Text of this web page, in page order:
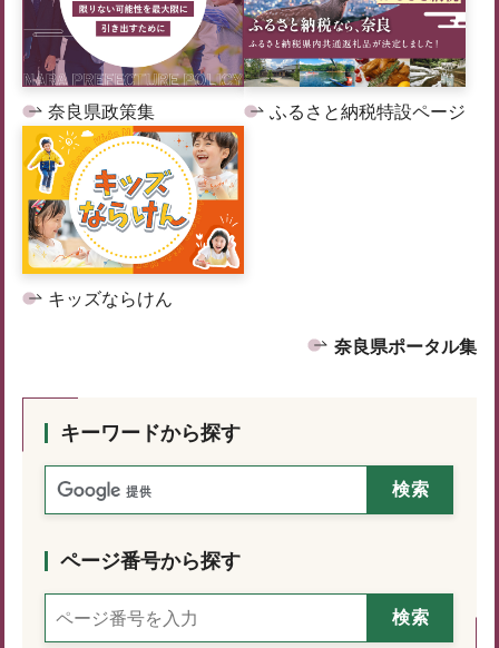
奈良県政策集 ふるさと納税特設ページ
キッズならけん
奈良県ポータル集
キーワードから探す
ページ番号から探す